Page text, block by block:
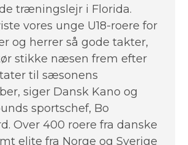
træningslejr i Florida.
vores unge U18-roere for
og herrer så gode takter,
stikke næsen frem efter
til sæsonens
siger Dansk Kano og
sportschef, Bo
Over 400 roere fra danske
elite fra Norge og Sverige